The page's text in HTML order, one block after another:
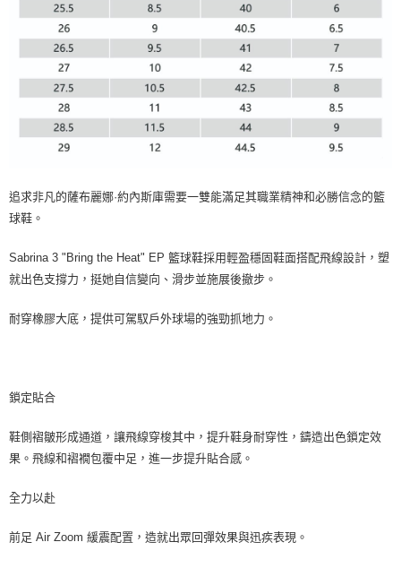
追求非凡的薩布麗娜·約內斯庫需要一雙能滿足其職業精神和必勝信念的籃
球鞋。
Sabrina 3 "Bring the Heat" EP 籃球鞋採用輕盈穩固鞋面搭配飛線設計，塑
就出色支撐力，挺她自信變向、滑步並施展後撤步。
耐穿橡膠大底，提供可駕馭戶外球場的強勁抓地力。
鎖定貼合
鞋側褶皺形成通道，讓飛線穿梭其中，提升鞋身耐穿性，鑄造出色鎖定效
果。飛線和褶襉包覆中足，進一步提升貼合感。
全力以赴
前足 Air Zoom 緩震配置，造就出眾回彈效果與迅疾表現。